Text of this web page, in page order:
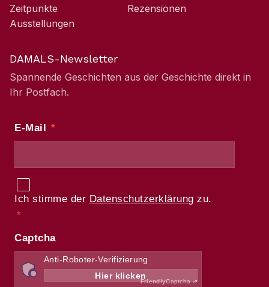
Zeitpunkte
Ausstellungen
Rezensionen
DAMALS-Newsletter
Spannende Geschichten aus der Geschichte direkt in
Ihr Postfach.